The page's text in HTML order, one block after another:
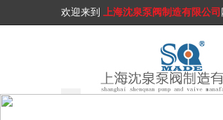
欢迎来到 上海沈泉泵阀制造有限公司